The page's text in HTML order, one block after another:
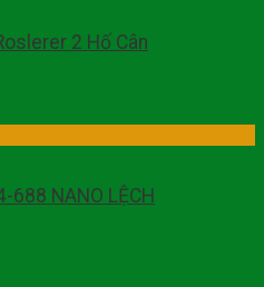
2 Hố Cân
688 NANO LỆCH